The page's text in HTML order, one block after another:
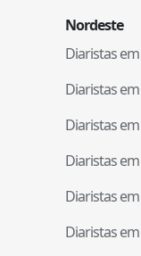
Nordeste
Diaristas em
Diaristas em
Diaristas em
Diaristas em
Diaristas em
Diaristas em